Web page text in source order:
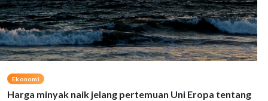
Ekonomi
Harga minyak naik jelang pertemuan Uni Eropa tentang